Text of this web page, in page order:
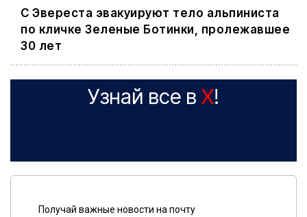
С Эвереста эвакуируют тело альпиниста
по кличке Зеленые Ботинки, пролежавшее
30 лет
Узнай все в X!